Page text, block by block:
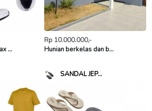
...
Rp 10.000.000,-
Hunian berkelas dan b...
SANDAL JEP...